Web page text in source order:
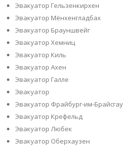
Эвакуатор Гельзенкирхен
Эвакуатор Мёнхенгладбах
Эвакуатор Брауншвейг
Эвакуатор Хемниц
Эвакуатор Киль
Эвакуатор Ахен
Эвакуатор Галле
Эвакуатор
Эвакуатор Фрайбург-им-Брайсгау
Эвакуатор Крефельд
Эвакуатор Любек
Эвакуатор Оберхаузен